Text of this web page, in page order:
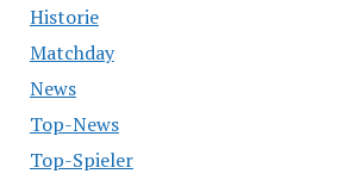
Historie
Matchday
News
Top-News
Top-Spieler